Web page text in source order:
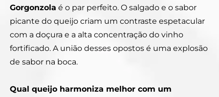
Gorgonzola é o par perfeito. O salgado e o sabor
picante do queijo criam um contraste espetacular
com a doçura e a alta concentração do vinho
fortificado. A união desses opostos é uma explosão
de sabor na boca.
Qual queijo harmoniza melhor com um